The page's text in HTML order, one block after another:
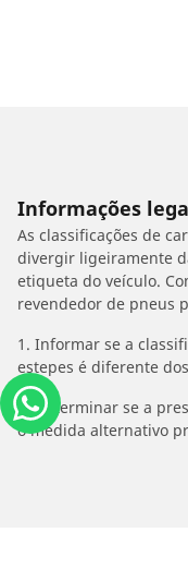
Informações
As classificações de
divergir ligeiramente
etiqueta do veículo.
revendedor de pneus
1. Informar se a
estepes é diferente
2. Determinar se a
o medida alternativo